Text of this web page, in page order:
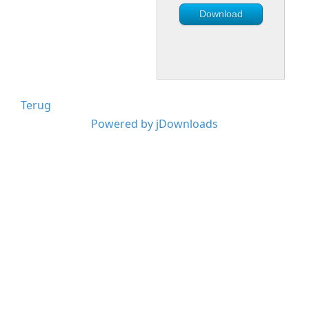
Download
Terug
Powered by jDownloads